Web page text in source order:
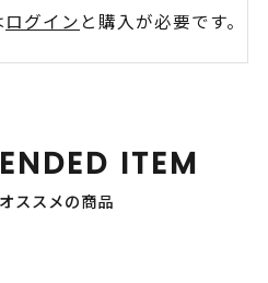
ログイン と購入が必要です。
ITEM
ススメの商品